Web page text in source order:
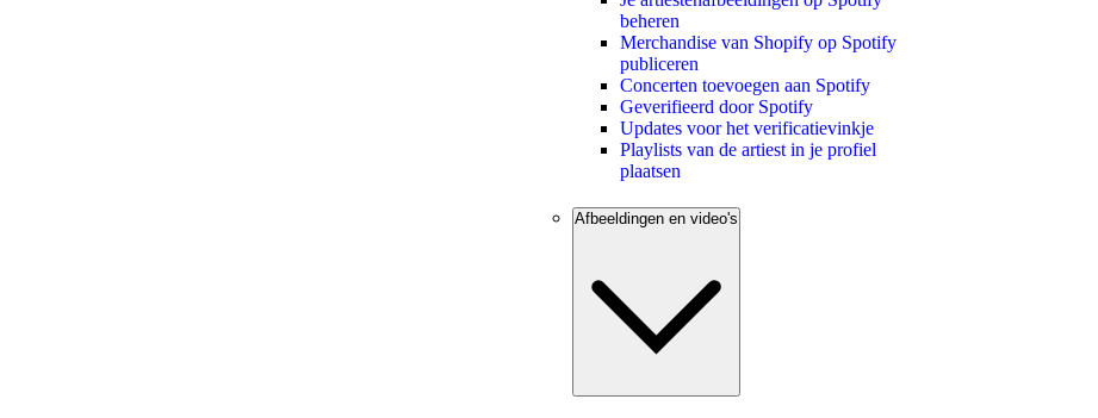
beheren
Merchandise van Shopify op Spotify
publiceren
Concerten toevoegen aan Spotify
Geverifieerd door Spotify
Updates voor het verificatievinkje
Playlists van de artiest in je profiel
plaatsen
Afbeeldingen en video's